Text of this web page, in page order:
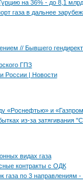
на 36% - до 8,1
газа в дальнее
// Бывшего
ГПЗ
России | Новости
«Роснефтью» и
из-за затягивания
видах газа
контракты с ОДК
газа по 3 направлениям